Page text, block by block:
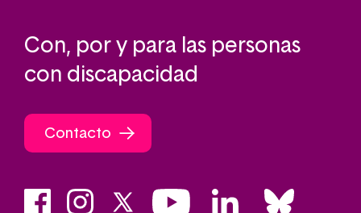
Con, por y para las personas
con discapacidad
Contacto